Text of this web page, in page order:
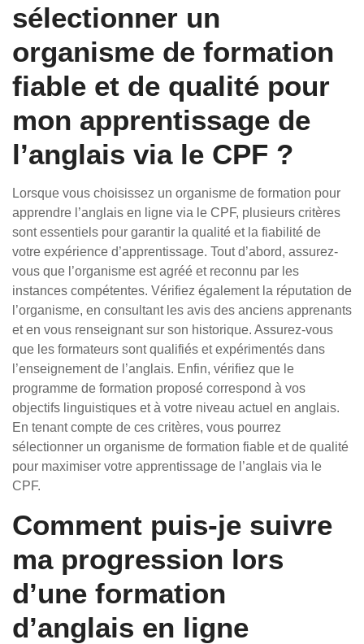
sélectionner un
organisme de formation
fiable et de qualité pour
mon apprentissage de
l’anglais via le CPF ?
Lorsque vous choisissez un organisme de formation pour
apprendre l’anglais en ligne via le CPF, plusieurs critères
sont essentiels pour garantir la qualité et la fiabilité de
votre expérience d’apprentissage. Tout d’abord, assurez-
vous que l’organisme est agréé et reconnu par les
instances compétentes. Vérifiez également la réputation de
l’organisme, en consultant les avis des anciens apprenants
et en vous renseignant sur son historique. Assurez-vous
que les formateurs sont qualifiés et expérimentés dans
l’enseignement de l’anglais. Enfin, vérifiez que le
programme de formation proposé correspond à vos
objectifs linguistiques et à votre niveau actuel en anglais.
En tenant compte de ces critères, vous pourrez
sélectionner un organisme de formation fiable et de qualité
pour maximiser votre apprentissage de l’anglais via le
CPF.
Comment puis-je suivre
ma progression lors
d’une formation
d’anglais en ligne